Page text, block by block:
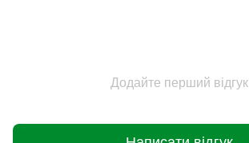
Додайте перший відгук